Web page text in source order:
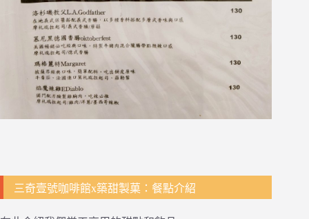
三奇壹號咖啡館x築甜製菓：餐點介紹